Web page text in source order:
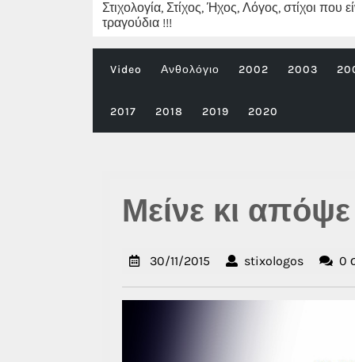
Στιχολογία, Στίχος, Ήχος, Λόγος, στίχοι που
τραγούδια !!!
Video Ανθολόγιο 2002 2003
2017 2018 2019 2020
Μείνε κι απόψε
30/11/2015 30/11/2015stixologos 0